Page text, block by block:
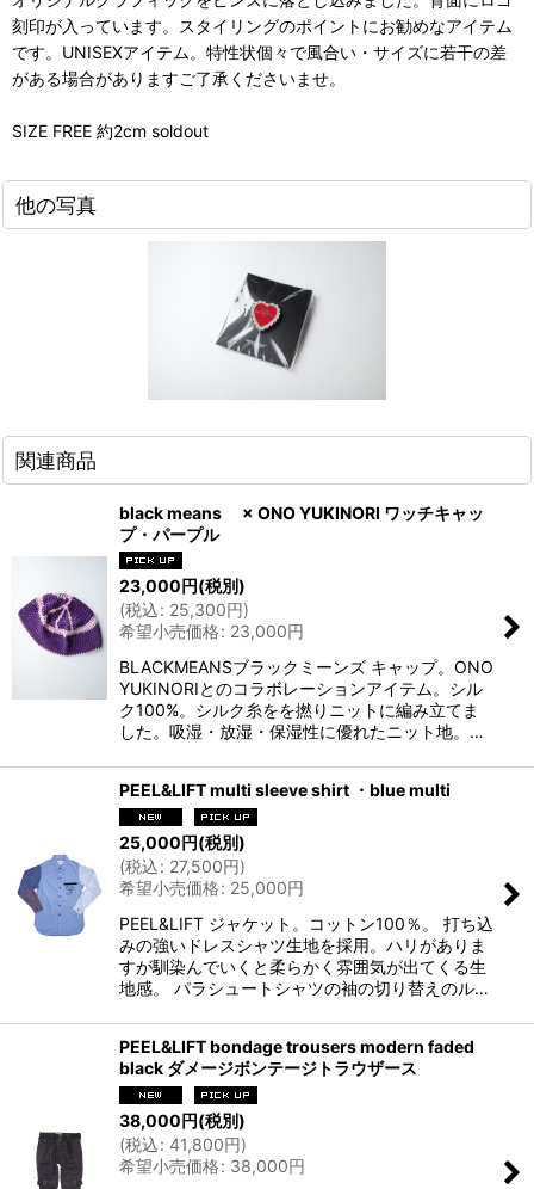
刻印が入っています。スタイリングのポイントにお勧めなアイテム
です。UNISEXアイテム。特性状個々で風合い・サイズに若干の差
がある場合がありますご了承くださいませ。
SIZE FREE 約2cm soldout
他の写真
関連商品
black means × ONO YUKINORI ワッチキャッ
プ・パープル
23,000円(税別)
(税込: 25,300円)
希望小売価格: 23,000円
BLACKMEANSブラックミーンズ キャップ。ONO
YUKINORIとのコラボレーションアイテム。シル
ク100%。シルク糸をを撚りニットに編み立てま
した。吸湿・放湿・保湿性に優れたニット地。…
PEEL&LIFT multi sleeve shirt ・blue multi
25,000円(税別)
(税込: 27,500円)
希望小売価格: 25,000円
PEEL&LIFT ジャケット。コットン100％。 打ち込
みの強いドレスシャツ生地を採用。ハリがありま
すが馴染んでいくと柔らかく雰囲気が出てくる生
地感。 パラシュートシャツの袖の切り替えのル…
PEEL&LIFT bondage trousers modern faded
black ダメージボンテージトラウザース
38,000円(税別)
(税込: 41,800円)
希望小売価格: 38,000円